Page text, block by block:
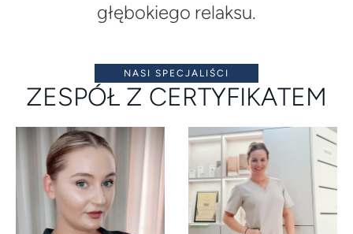
głębokiego relaksu.
NASI SPECJALIŚCI
ZESPÓŁ Z CERTYFIKATEM